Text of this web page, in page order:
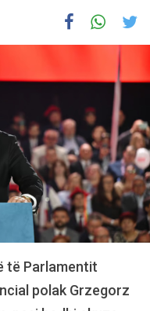
të Parlamentit
polak Grzegorz